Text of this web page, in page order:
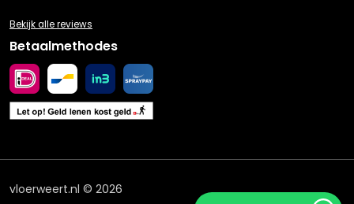
Bekijk alle reviews
Betaalmethodes
vloerweert.nl © 2026